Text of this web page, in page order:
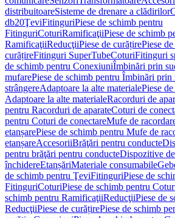
distribuitoareSisteme de drenare a clădirilor
db20ŢeviFitinguriPiese de schimb pentru
FitinguriCoturiRamificaţiiPiese de schimb
RamificaţiiReducţiiPiese de curățirePiese
curățireFitinguri SuperTubeCoturiFitinguri
de schimb pentru ConexiuniÎmbinări prin
mufarePiese de schimb pentru Îmbinări prin
strângereAdaptoare la alte materialePiese
Adaptoare la alte materialeRacorduri de
pentru Racorduri de aparateCoturi de
pentru Coturi de conectareMufe de
etanșarePiese de schimb pentru Mufe de
etanșareAccesoriiBrăţări pentru conducte
pentru brăţări pentru conducteDispozitive de
închidereEtanșăriMateriale consumabile
de schimb pentru ŢeviFitinguriPiese de
FitinguriCoturiPiese de schimb pentru
schimb pentru RamificaţiiReducţiiPiese de
ReducţiiPiese de curățirePiese de schimb